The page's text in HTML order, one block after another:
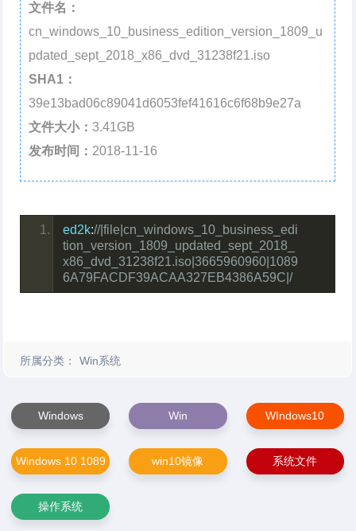
文件名：
cn_windows_10_business_edition_version_1809_u
pdated_sept_2018_x86_dvd_31238f21.iso
SHA1：
39e13bad06c89041d6053fef41616c6f68b9e27a
文件大小：3.41GB
发布时间： 2018-11-16
ed2k://|file|cn_windows_10_business_edi
tion_version_1809_updated_sept_2018_
x86_dvd_31238f21.iso|3665960960|1089
6A79FACDF39ACAA327EB4386A59C|/
所属分类： Win系统
Windows Win WIndows10
Windows 10 1089 win10镜像 系统文件
操作系统